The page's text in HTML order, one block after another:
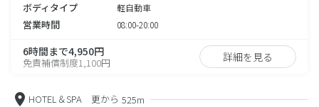
ボディタイプ 軽自動車
営業時間 08:00-20:00
6時間まで4,950円
免責補償制度1,100円 詳細を見る
HOTEL＆SPA 更から 525m